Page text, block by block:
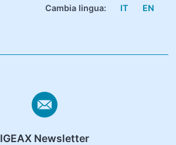
Cambia lingua: IT EN
IGEAX Newsletter